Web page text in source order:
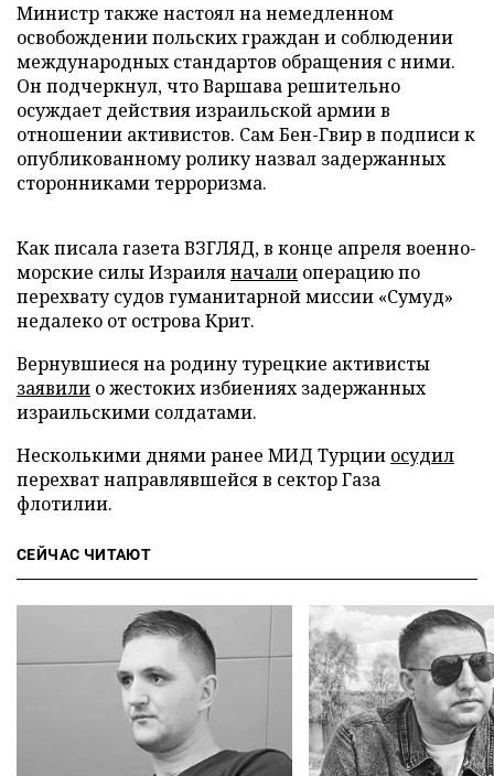
Министр также настоял на немедленном
освобождении польских граждан и соблюдении
международных стандартов обращения с ними.
Он подчеркнул, что Варшава решительно
осуждает действия израильской армии в
отношении активистов. Сам Бен-Гвир в подписи к
опубликованному ролику назвал задержанных
сторонниками терроризма.
Как писала газета ВЗГЛЯД, в конце апреля военно-
морские силы Израиляначали операцию по
перехвату судов гуманитарной миссии «Сумуд»
недалеко от острова Крит.
Вернувшиеся на родину турецкие активисты
заявили о жестоких избиениях задержанных
израильскими солдатами.
Несколькими днями ранее МИД Турции осудил
перехват направлявшейся в сектор Газа
флотилии.
СЕЙЧАС ЧИТАЮТ